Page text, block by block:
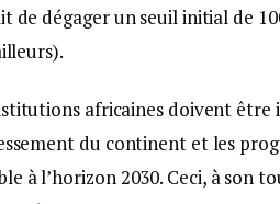
de dégager un seuil initial de
africaines doivent être
du continent et les
à l’horizon 2030. Ceci, à son